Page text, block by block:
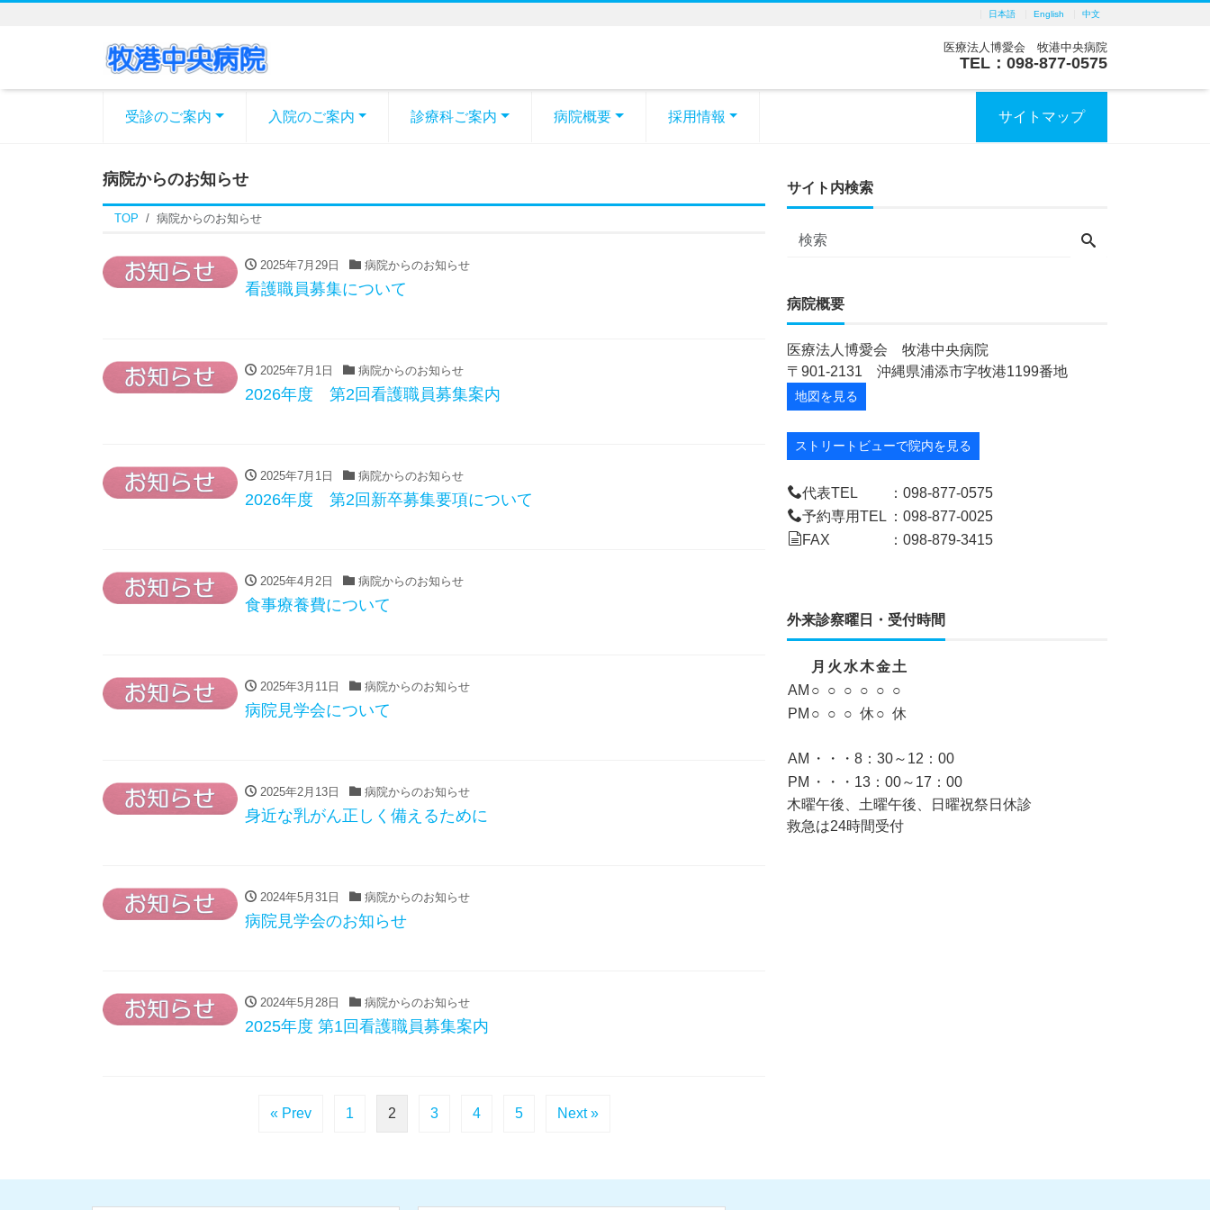
日本語 English 中文
医療法人博愛会 牧港中央病院
TEL：098-877-0575
受診のご案内 入院のご案内 診療科ご案内 病院概要 採用情報 サイトマップ
病院からのお知らせ
TOP 病院からのお知らせ
2025年7月29日 病院からのお知らせ
看護職員募集について
2025年7月1日 病院からのお知らせ
2026年度 第2回看護職員募集案内
2025年7月1日 病院からのお知らせ
2026年度 第2回新卒募集要項について
2025年4月2日 病院からのお知らせ
食事療養費について
2025年3月11日 病院からのお知らせ
病院見学会について
2025年2月13日 病院からのお知らせ
身近な乳がん正しく備えるために
2024年5月31日 病院からのお知らせ
病院見学会のお知らせ
2024年5月28日 病院からのお知らせ
2025年度 第1回看護職員募集案内
« Prev 1 2 3 4 5 Next »
サイト内検索
病院概要
医療法人博愛会 牧港中央病院
〒901-2131 沖縄県浦添市字牧港1199番地
地図を見る
ストリートビューで院内を見る
代表TEL
：098-877-0575
予約専用TEL ：098-877-0025
FAX
：098-879-3415
外来診察曜日・受付時間
月 火 水木金土
AM ○ ○ ○ ○ ○ ○
PM ○ ○ ○ 休○ 休
AM
・・・8：30～12：00
PM
・・・13：00～17：00
木曜午後、土曜午後、日曜祝祭日休診
救急は24時間受付